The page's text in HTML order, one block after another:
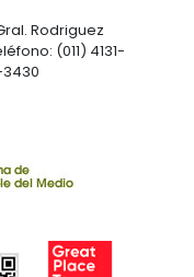
Rodriguez
(011) 4131-
3430